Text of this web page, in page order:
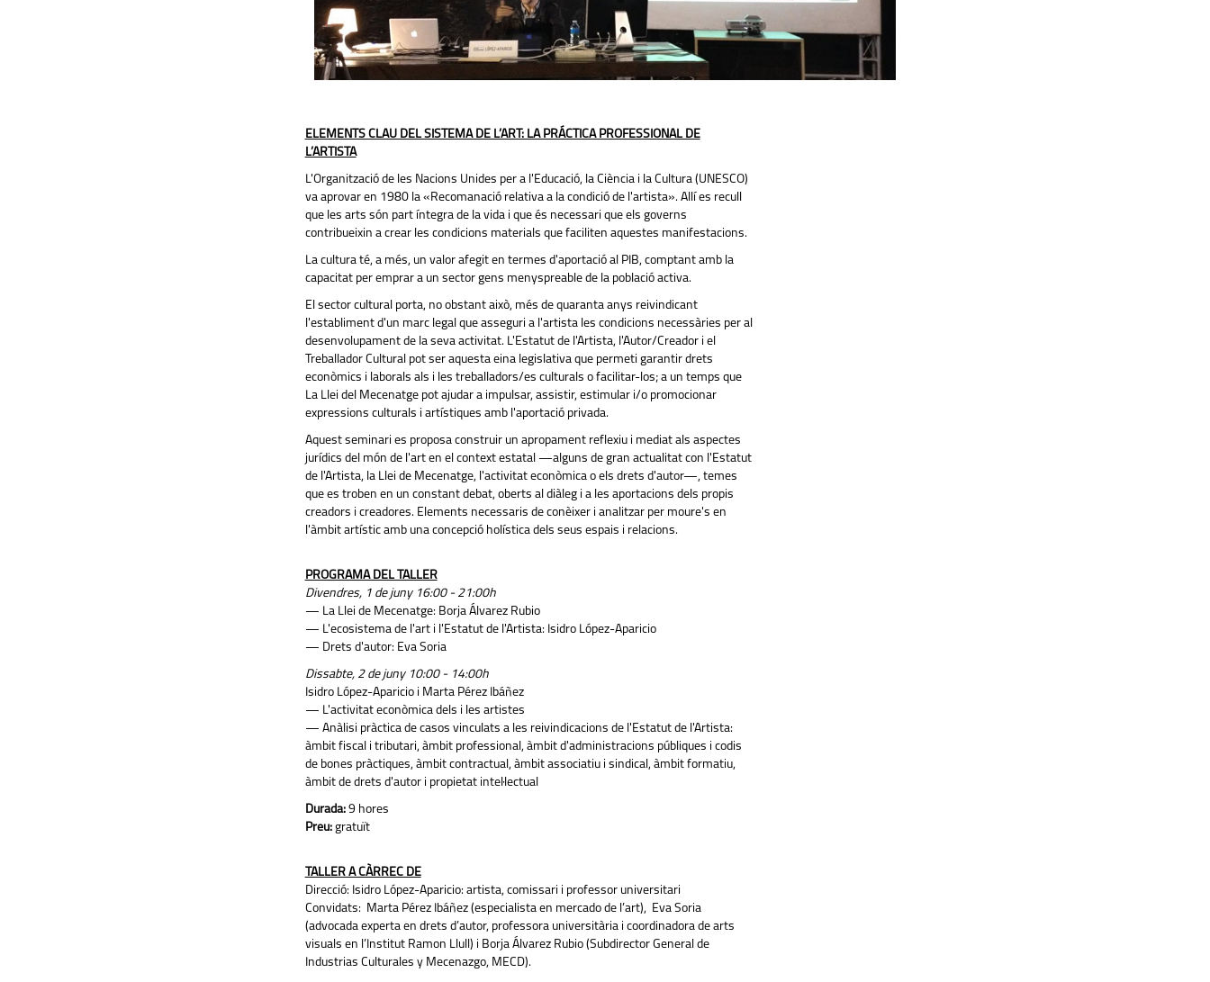
ELEMENTS CLAU DEL SISTEMA DE L’ART: LA PRÁCTICA PROFESSIONAL DE
L’ARTISTA
L'Organització de les Nacions Unides per a l'Educació, la Ciència i la Cultura (UNESCO)
va aprovar en 1980 la «Recomanació relativa a la condició de l'artista». Allí es recull
que les arts són part íntegra de la vida i que és necessari que els governs
contribueixin a crear les condicions materials que faciliten aquestes manifestacions.
La cultura té, a més, un valor afegit en termes d'aportació al PIB, comptant amb la
capacitat per emprar a un sector gens menyspreable de la població activa.
El sector cultural porta, no obstant això, més de quaranta anys reivindicant
l'establiment d'un marc legal que asseguri a l'artista les condicions necessàries per al
desenvolupament de la seva activitat. L'Estatut de l'Artista, l'Autor/Creador i el
Treballador Cultural pot ser aquesta eina legislativa que permeti garantir drets
econòmics i laborals als i les treballadors/es culturals o facilitar-los; a un temps que
La Llei del Mecenatge pot ajudar a impulsar, assistir, estimular i/o promocionar
expressions culturals i artístiques amb l'aportació privada.
Aquest seminari es proposa construir un apropament reflexiu i mediat als aspectes
jurídics del món de l'art en el context estatal —alguns de gran actualitat con l'Estatut
de l'Artista, la Llei de Mecenatge, l'activitat econòmica o els drets d'autor—, temes
que es troben en un constant debat, oberts al diàleg i a les aportacions dels propis
creadors i creadores. Elements necessaris de conèixer i analitzar per moure's en
l'àmbit artístic amb una concepció holística dels seus espais i relacions.
PROGRAMA DEL TALLER
Divendres, 1 de juny 16:00 - 21:00h
— La Llei de Mecenatge: Borja Álvarez Rubio
— L'ecosistema de l'art i l'Estatut de l'Artista: Isidro López-Aparicio
— Drets d'autor: Eva Soria
Dissabte, 2 de juny 10:00 - 14:00h
Isidro López-Aparicio i Marta Pérez Ibáñez
— L'activitat econòmica dels i les artistes
— Anàlisi pràctica de casos vinculats a les reivindicacions de l'Estatut de l'Artista:
àmbit fiscal i tributari, àmbit professional, àmbit d'administracions públiques i codis
de bones pràctiques, àmbit contractual, àmbit associatiu i sindical, àmbit formatiu,
àmbit de drets d'autor i propietat intel·lectual
Durada:9 hores
Preu: gratuït
TALLER A CÀRREC DE
Direcció: Isidro López-Aparicio: artista, comissari i professor universitari
Convidats: Marta Pérez Ibáñez (especialista en mercado de l’art), Eva Soria
(advocada experta en drets d’autor, professora universitària i coordinadora de arts
visuals en l’Institut Ramon Llull) i Borja Álvarez Rubio (Subdirector General de
Industrias Culturales y Mecenazgo, MECD).